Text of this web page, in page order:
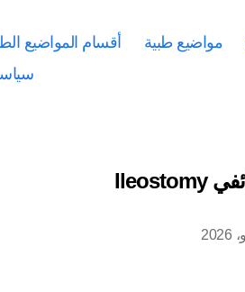
مواضيع طبية أقسام المواضيع